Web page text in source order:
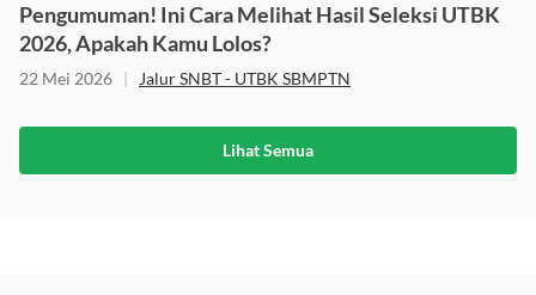
Pengumuman! Ini Cara Melihat Hasil Seleksi UTBK
2026, Apakah Kamu Lolos?
22 Mei 2026 | Jalur SNBT - UTBK SBMPTN
Lihat Semua